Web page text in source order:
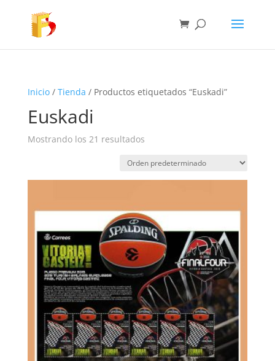
Inicio/ Tienda / Productos etiquetados “Euskadi”
Euskadi
Mostrando los 21 resultados